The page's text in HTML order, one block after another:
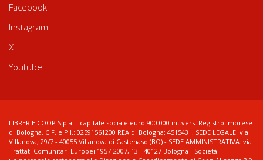
Facebook
Instagram
X
Youtube
LIBRERIE.COOP S.p.a. - capitale sociale euro 900.000 int.vers. Registro imprese
di Bologna, C.F. e P.I.: 02591561200 REA di Bologna: 451543 ; SEDE LEGALE: via
Villanova, 29/7 - 40055 Villanova di Castenaso (BO) - SEDE AMMINISTRATIVA: via
Trattati Comunitari Europei 1957-2007, 13 - 40127 Bologna - Società